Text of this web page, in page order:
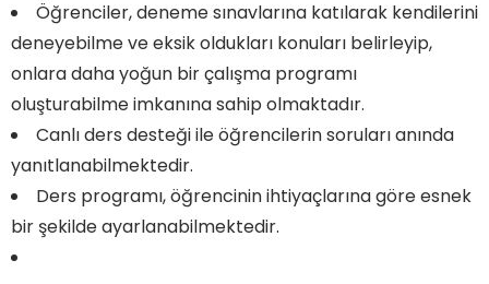
Öğrenciler, deneme sınavlarına katılarak kendilerini
deneyebilme ve eksik oldukları konuları belirleyip,
onlara daha yoğun bir çalışma programı
oluşturabilme imkanına sahip olmaktadır.
Canlı ders desteği ile öğrencilerin soruları anında
yanıtlanabilmektedir.
Ders programı, öğrencinin ihtiyaçlarına göre esnek
bir şekilde ayarlanabilmektedir.